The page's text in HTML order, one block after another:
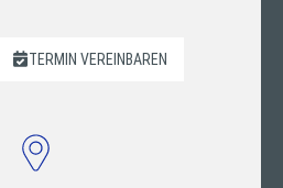
TERMIN VEREINBAREN